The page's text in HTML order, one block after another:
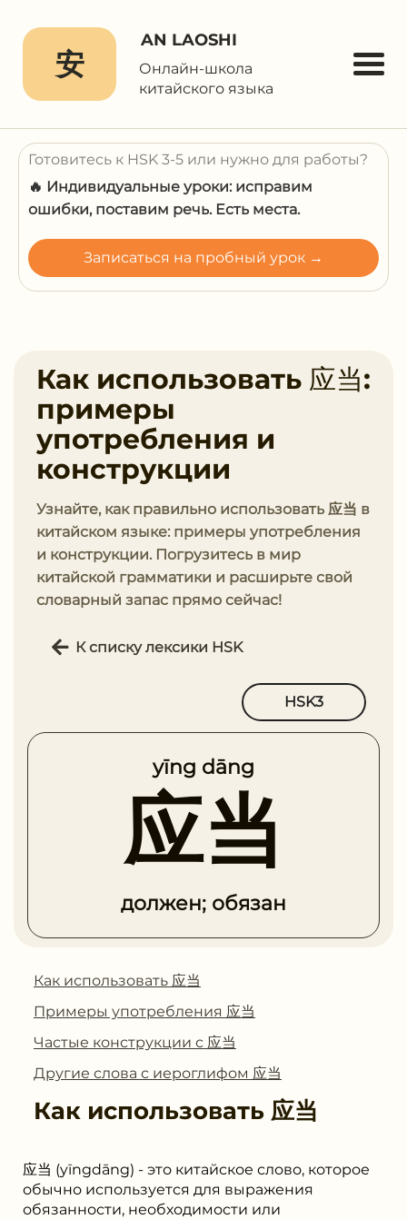
安
AN LAOSHI
Онлайн-школа
китайского языка
Готовитесь к HSK 3-5 или нужно для работы?
🔥 Индивидуальные уроки: исправим
ошибки, поставим речь. Есть места.
Записаться на пробный урок →
Как использовать 应当:
примеры
употребления и
конструкции
Узнайте, как правильно использовать 应当 в
китайском языке: примеры употребления
и конструкции. Погрузитесь в мир
китайской грамматики и расширьте свой
словарный запас прямо сейчас!
К списку лексики HSK
HSK3
yīng dāng
应当
должен; обязан
Как использовать 应当
Примеры употребления 应当
Частые конструкции с 应当
Другие слова с иероглифом 应当
Как использовать 应当
应当 (yīngdāng) - это китайское слово, которое
обычно используется для выражения
обязанности, необходимости или